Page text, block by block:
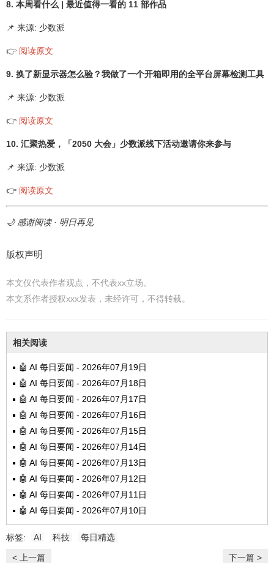
8. 本周看什么 | 最近值得一看的 11 部作品
📌 来源: 少数派
👉 阅读原文
9. 换了新显示器怎么验？我做了一个开箱即用的全平台屏幕检测工具
📌 来源: 少数派
👉 阅读原文
10. 汇聚热爱，「2050 大会」少数派线下活动邀请你来参与
📌 来源: 少数派
👉 阅读原文
🌙 感谢阅读 · 明日再见
版权声明
本文仅代表作者观点，不代表xx立场。
本文系作者授权xxx发表，未经许可，不得转载。
相关阅读
🤖 AI 每日要闻 - 2026年07月19日
🤖 AI 每日要闻 - 2026年07月18日
🤖 AI 每日要闻 - 2026年07月17日
🤖 AI 每日要闻 - 2026年07月16日
🤖 AI 每日要闻 - 2026年07月15日
🤖 AI 每日要闻 - 2026年07月14日
🤖 AI 每日要闻 - 2026年07月13日
🤖 AI 每日要闻 - 2026年07月12日
🤖 AI 每日要闻 - 2026年07月11日
🤖 AI 每日要闻 - 2026年07月10日
标签: AI 科技 每日精选
< 上一篇 下一篇 >